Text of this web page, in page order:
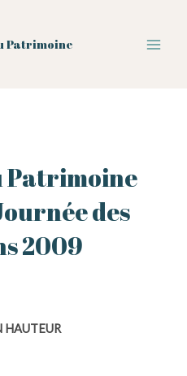
Patrimoine
Patrimoine
des
2009
HAUTEUR